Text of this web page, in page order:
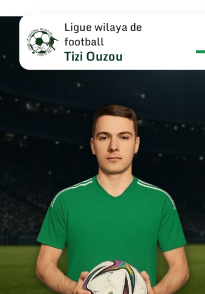
Ligue wilaya de
football
Tizi Ouzou